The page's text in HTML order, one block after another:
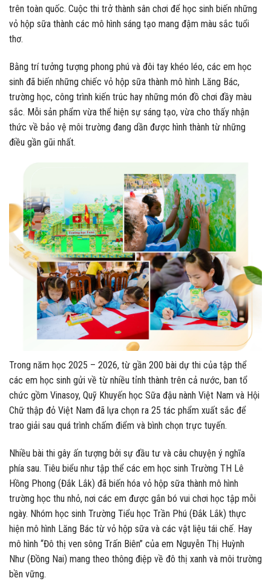
trên toàn quốc. Cuộc thi trở thành sân chơi để học sinh biến những
vỏ hộp sữa thành các mô hình sáng tạo mang đậm màu sắc tuổi
thơ.
Bằng trí tưởng tượng phong phú và đôi tay khéo léo, các em học
sinh đã biến những chiếc vỏ hộp sữa thành mô hình Lăng Bác,
trường học, công trình kiến trúc hay những món đồ chơi đầy màu
sắc. Mỗi sản phẩm vừa thể hiện sự sáng tạo, vừa cho thấy nhận
thức về bảo vệ môi trường đang dần được hình thành từ những
điều gần gũi nhất.
Trong năm học 2025 – 2026, từ gần 200 bài dự thi của tập thể
các em học sinh gửi về từ nhiều tỉnh thành trên cả nước, ban tổ
chức gồm Vinasoy, Quỹ Khuyến học Sữa đậu nành Việt Nam và Hội
Chữ thập đỏ Việt Nam đã lựa chọn ra 25 tác phẩm xuất sắc để
trao giải sau quá trình chấm điểm và bình chọn trực tuyến.
Nhiều bài thi gây ấn tượng bởi sự đầu tư và câu chuyện ý nghĩa
phía sau. Tiêu biểu như tập thể các em học sinh Trường TH Lê
Hồng Phong (Đắk Lắk) đã biến hóa vỏ hộp sữa thành mô hình
trường học thu nhỏ, nơi các em được gắn bó vui chơi học tập mỗi
ngày. Nhóm học sinh Trường Tiểu học Trần Phú (Đắk Lắk) thực
hiện mô hình Lăng Bác từ vỏ hộp sữa và các vật liệu tái chế. Hay
mô hình “Đô thị ven sông Trấn Biên” của em Nguyễn Thị Huỳnh
Như (Đồng Nai) mang theo thông điệp về đô thị xanh và môi trường
bền vững.